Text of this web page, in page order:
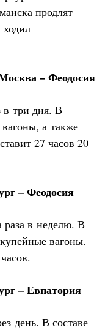
продлят
– Феодосия
в три дня. В
а также
27 часов 20
– Феодосия
раза в неделю. В
вагоны.
– Евпатория
день. В составе